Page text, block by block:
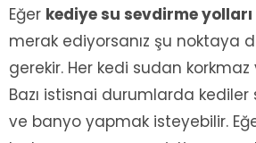
Eğer kediye su sevdirme yolları
merak ediyorsanız şu noktaya
gerekir. Her kedi sudan
Bazı istisnai durumlarda
ve banyo yapmak isteyebilir.